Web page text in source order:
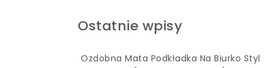
Ostatnie wpisy
Ozdobna Mata Podkładka Na Biurko Styl